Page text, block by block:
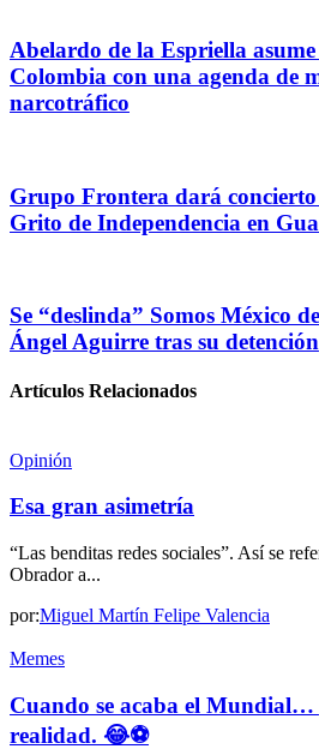
Abelardo de la Espriella
Colombia con una agenda de
narcotráfico
Grupo Frontera dará
Grito de Independencia en
Se “deslinda” Somos México
Ángel Aguirre tras su detención
Artículos Relacionados
Opinión
Esa gran asimetría
“Las benditas redes sociales”. Así se
Obrador a...
por:Miguel Martín Felipe Valencia
Memes
Cuando se acaba el Mundial…
realidad. 😂⚽